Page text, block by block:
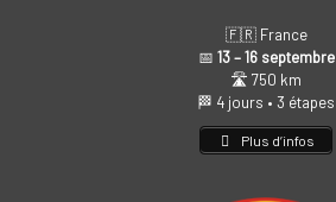
🇫🇷 France
📅 13 – 16 septembre
🛣️ 750 km
🏁 4 jours • 3 étapes
Plus d’infos